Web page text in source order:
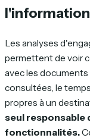
Les analyses
permettent de voir
avec les
consultées, le
propres à un
seul responsable
fonctionnalités.